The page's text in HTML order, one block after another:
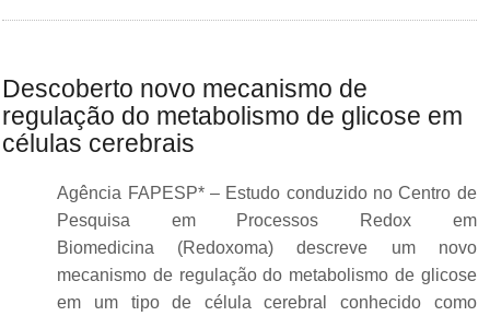
Descoberto novo mecanismo de
regulação do metabolismo de glicose em
células cerebrais
Agência FAPESP* – Estudo conduzido no Centro de
Pesquisa em Processos Redox em
Biomedicina (Redoxoma) descreve um novo
mecanismo de regulação do metabolismo de glicose
em um tipo de célula cerebral conhecido como